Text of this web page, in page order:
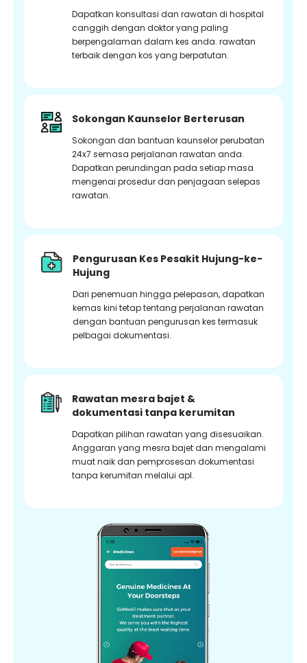
Dapatkan konsultasi dan rawatan di hospital
canggih dengan doktor yang paling
berpengalaman dalam kes anda. rawatan
terbaik dengan kos yang berpatutan.
Sokongan Kaunselor Berterusan
Sokongan dan bantuan kaunselor perubatan
24x7 semasa perjalanan rawatan anda.
Dapatkan perundingan pada setiap masa
mengenai prosedur dan penjagaan selepas
rawatan.
Pengurusan Kes Pesakit Hujung-ke-
Hujung
Dari penemuan hingga pelepasan, dapatkan
kemas kini tetap tentang perjalanan rawatan
dengan bantuan pengurusan kes termasuk
pelbagai dokumentasi.
Rawatan mesra bajet &
dokumentasi tanpa kerumitan
Dapatkan pilihan rawatan yang disesuaikan.
Anggaran yang mesra bajet dan mengalami
muat naik dan pemprosesan dokumentasi
tanpa kerumitan melalui apl.